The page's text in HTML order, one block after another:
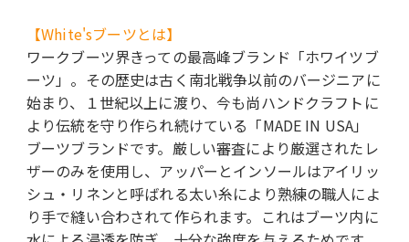
【White'sブーツとは】
ワークブーツ界きっての最高峰ブランド「ホワイツブ
ーツ」。その歴史は古く南北戦争以前のバージニアに
始まり、１世紀以上に渡り、今も尚ハンドクラフトに
より伝統を守り作られ続けている「MADE IN USA」
ブーツブランドです。厳しい審査により厳選されたレ
ザーのみを使用し、アッパーとインソールはアイリッ
シュ・リネンと呼ばれる太い糸により熟練の職人によ
り手で縫い合わされて作られます。これはブーツ内に